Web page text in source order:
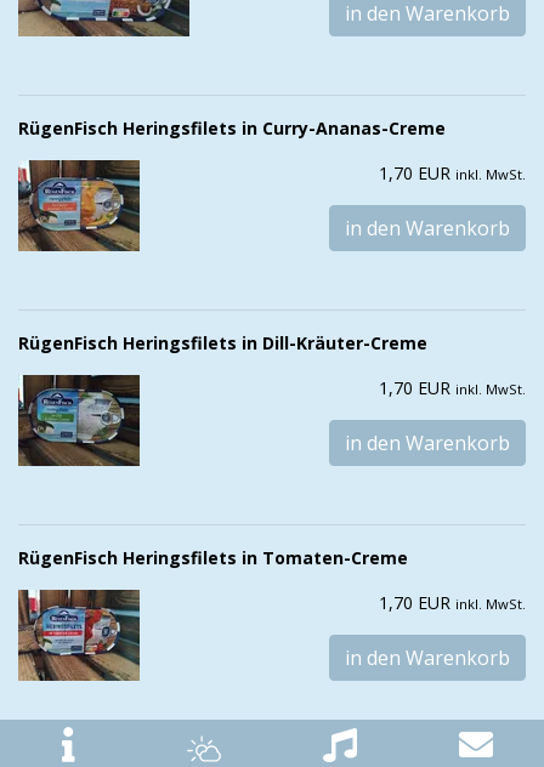
in den Warenkorb
RügenFisch Heringsfilets in Curry-Ananas-Creme
1,70 EUR inkl. MwSt.
in den Warenkorb
RügenFisch Heringsfilets in Dill-Kräuter-Creme
1,70 EUR inkl. MwSt.
in den Warenkorb
RügenFisch Heringsfilets in Tomaten-Creme
1,70 EUR inkl. MwSt.
in den Warenkorb